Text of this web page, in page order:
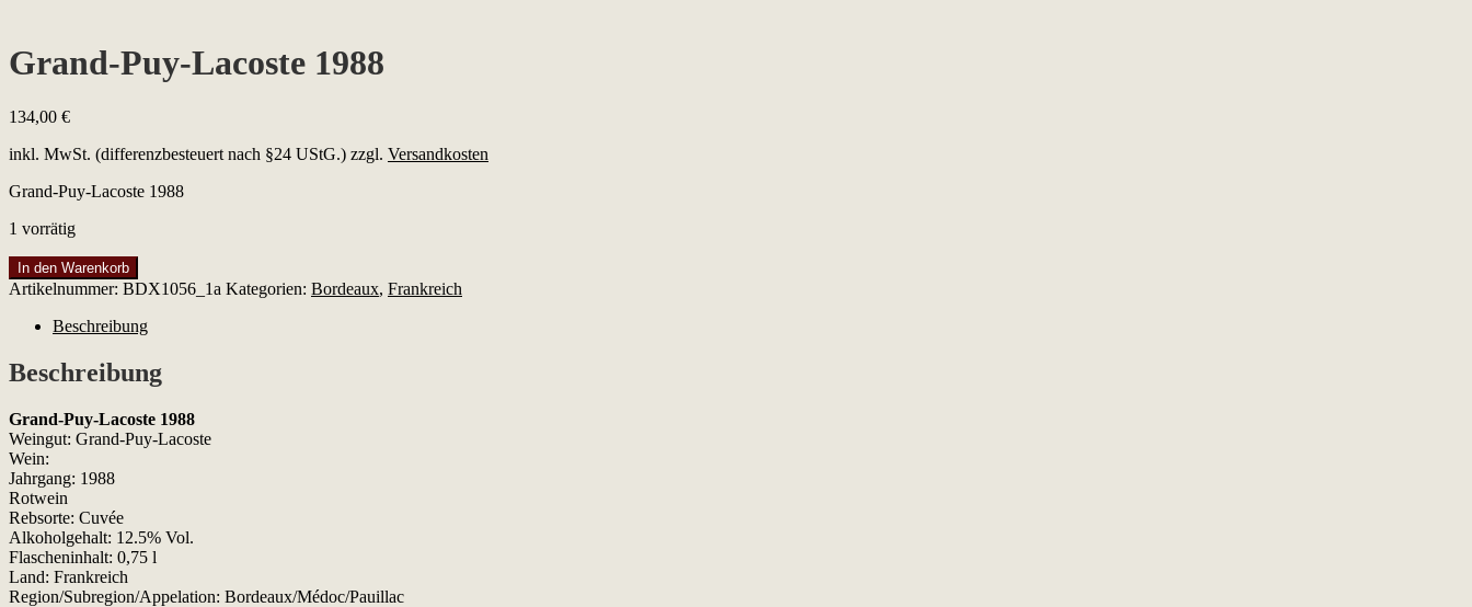
Grand-Puy-Lacoste 1988
134,00 €
inkl. MwSt. (differenzbesteuert nach §24 UStG.) zzgl. Versandkosten
Grand-Puy-Lacoste 1988
1 vorrätig
Grand-
Puy-
1988
In den Warenkorb
Artikelnummer: BDX1056_1a Kategorien: Bordeaux, Frankreich
Beschreibung
Beschreibung
Grand-Puy-Lacoste 1988
Weingut: Grand-Puy-Lacoste
Wein:
Jahrgang: 1988
Rotwein
Rebsorte: Cuvée
Alkoholgehalt: 12.5% Vol.
Flascheninhalt: 0,75 l
Land: Frankreich
Region/Subregion/Appelation: Bordeaux/Médoc/Pauillac